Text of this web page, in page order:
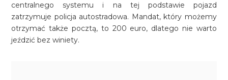
centralnego systemu i na tej podstawie pojazd
zatrzymuje policja autostradowa. Mandat, który możemy
otrzymać także pocztą, to 200 euro, dlatego nie warto
jeździć bez winiety.